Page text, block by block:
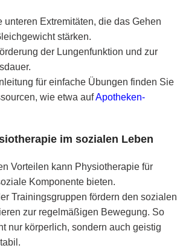
unteren Extremitäten, die das Gehen
stärken.
der Lungenfunktion und zur
für einfache Übungen finden Sie
wie etwa aufApotheken-
im sozialen Leben
Vorteilen kann Physiotherapie für
Komponente bieten.
Trainingsgruppen fördern den sozialen
zur regelmäßigen Bewegung. So
nur körperlich, sondern auch geistig